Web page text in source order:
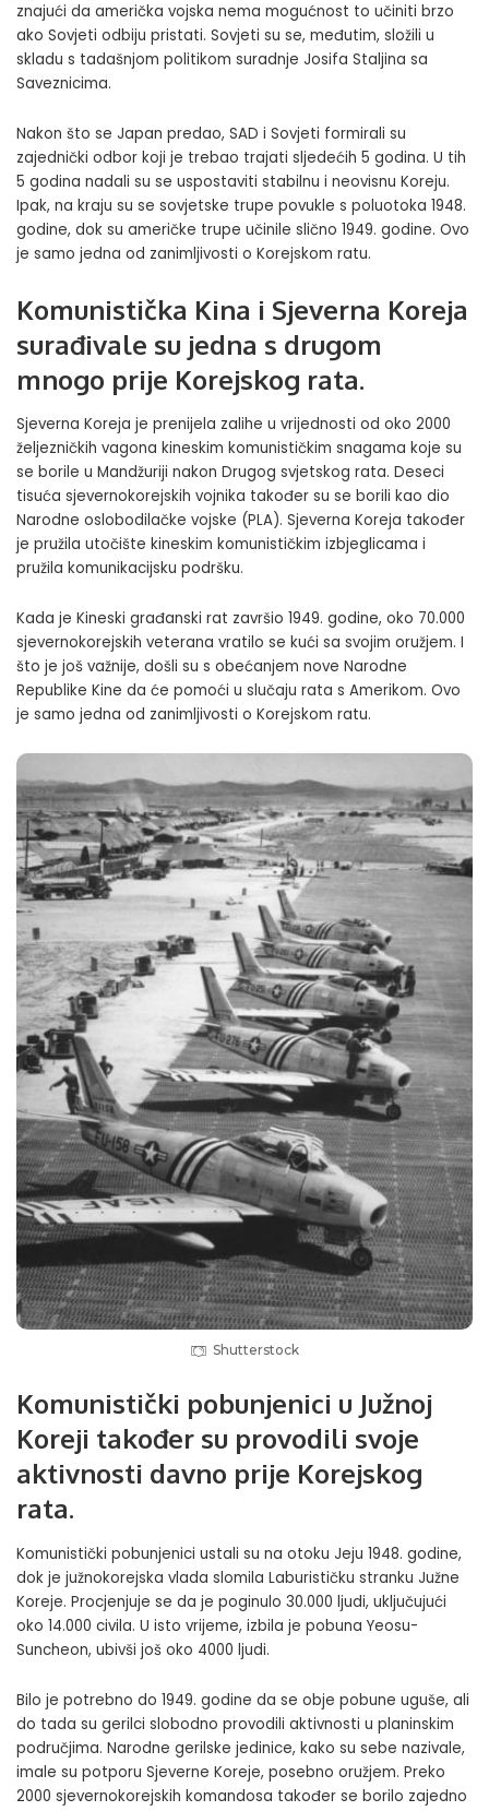
znajući da američka vojska nema mogućnost to učiniti brzo
ako Sovjeti odbiju pristati. Sovjeti su se, međutim, složili u
skladu s tadašnjom politikom suradnje Josifa Staljina sa
Saveznicima.
Nakon što se Japan predao, SAD i Sovjeti formirali su
zajednički odbor koji je trebao trajati sljedećih 5 godina. U tih
5 godina nadali su se uspostaviti stabilnu i neovisnu Koreju.
Ipak, na kraju su se sovjetske trupe povukle s poluotoka 1948.
godine, dok su američke trupe učinile slično 1949. godine. Ovo
je samo jedna od zanimljivosti o Korejskom ratu.
Komunistička Kina i Sjeverna Koreja
surađivale su jedna s drugom
mnogo prije Korejskog rata.
Sjeverna Koreja je prenijela zalihe u vrijednosti od oko 2000
željezničkih vagona kineskim komunističkim snagama koje su
se borile u Mandžuriji nakon Drugog svjetskog rata. Deseci
tisuća sjevernokorejskih vojnika također su se borili kao dio
Narodne oslobodilačke vojske (PLA). Sjeverna Koreja također
je pružila utočište kineskim komunističkim izbjeglicama i
pružila komunikacijsku podršku.
Kada je Kineski građanski rat završio 1949. godine, oko 70.000
sjevernokorejskih veterana vratilo se kući sa svojim oružjem. I
što je još važnije, došli su s obećanjem nove Narodne
Republike Kine da će pomoći u slučaju rata s Amerikom. Ovo
je samo jedna od zanimljivosti o Korejskom ratu.
Shutterstock
Komunistički pobunjenici u Južnoj
Koreji također su provodili svoje
aktivnosti davno prije Korejskog
rata.
Komunistički pobunjenici ustali su na otoku Jeju 1948. godine,
dok je južnokorejska vlada slomila Laburističku stranku Južne
Koreje. Procjenjuje se da je poginulo 30.000 ljudi, uključujući
oko 14.000 civila. U isto vrijeme, izbila je pobuna Yeosu-
Suncheon, ubivši još oko 4000 ljudi.
Bilo je potrebno do 1949. godine da se obje pobune uguše, ali
do tada su gerilci slobodno provodili aktivnosti u planinskim
područjima. Narodne gerilske jedinice, kako su sebe nazivale,
imale su potporu Sjeverne Koreje, posebno oružjem. Preko
2000 sjevernokorejskih komandosa također se borilo zajedno